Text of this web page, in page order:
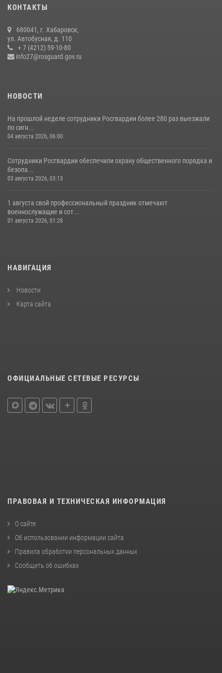
15 июля 2026, 05:05
гражданам государственные услуги в сфере оборота оружия,
частной детективной и охранной деятельности
17 июля 2026, 03:45
КОНТАКТЫ
680041, г. Хабаровск,
ул. Автобусная, д. 110
+ 7 (4212) 59-10-80
info27@rosguard.gov.ru
НОВОСТИ
На прошлой неделе сотрудники Росгвардии более 280 раз выезжали
по сигн...
04 августа 2026, 06:00
Сотрудники Росгвардии обеспечили охрану общественного порядка и
безопа...
03 августа 2026, 03:13
1 августа свой профессиональный праздник отмечают
военнослужащие и сот...
01 августа 2026, 01:28
НАВИГАЦИЯ
Новости
Карта сайта
ОФИЦИАЛЬНЫЕ СЕТЕВЫЕ РЕСУРСЫ
ПРАВОВАЯ И ТЕХНИЧЕСКАЯ ИНФОРМАЦИЯ
О сайте
Об использовании информации сайта
Правила обработки персональных данных
Сообщить об ошибках